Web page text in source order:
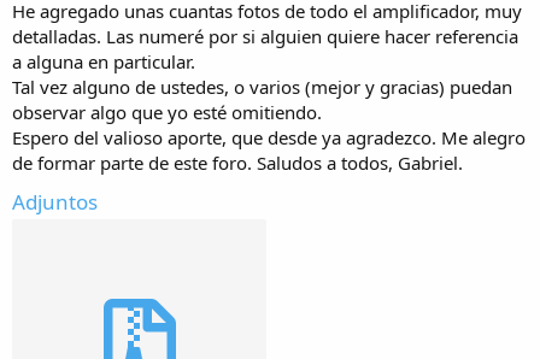
He agregado unas cuantas fotos de todo el amplificador, muy
detalladas. Las numeré por si alguien quiere hacer referencia
a alguna en particular.
Tal vez alguno de ustedes, o varios (mejor y gracias) puedan
observar algo que yo esté omitiendo.
Espero del valioso aporte, que desde ya agradezco. Me alegro
de formar parte de este foro. Saludos a todos, Gabriel.
Adjuntos